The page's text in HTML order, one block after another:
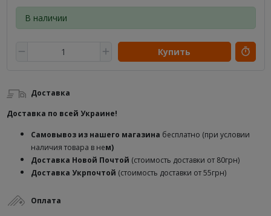
В наличии
Купить
Доставка
Доставка по всей Украине!
Самовывоз из нашего магазина бесплатно (при условии
наличия товара в нем)
Доставка Новой Почтой (стоимость доставки от 80грн)
Доставка Укрпочтой (стоимость доставки от 55грн)
Оплата